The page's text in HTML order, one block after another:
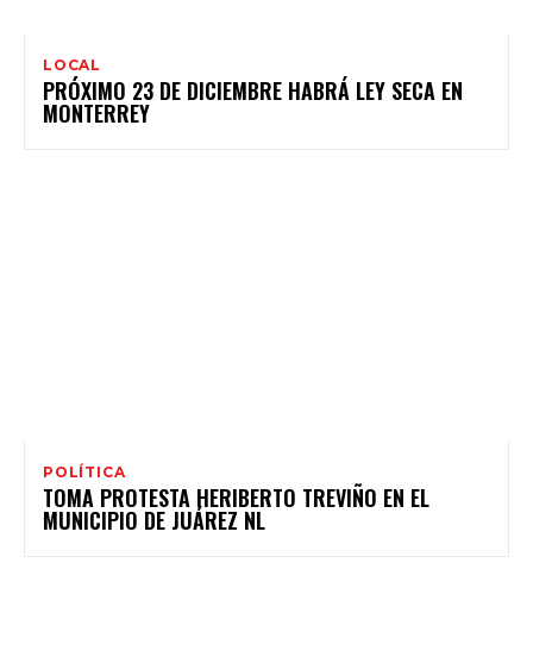
LOCAL
PRÓXIMO 23 DE DICIEMBRE HABRÁ LEY SECA EN
MONTERREY
POLÍTICA
TOMA PROTESTA HERIBERTO TREVIÑO EN EL
MUNICIPIO DE JUÁREZ NL